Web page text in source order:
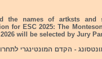
the names of artksts and
for ESC 2025: The
will be selected by Jury
- הקדם המונטינגרי לתחרות